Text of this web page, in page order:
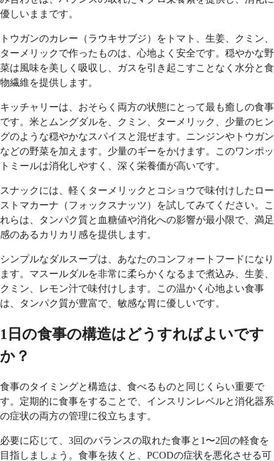
優しいままです。
トウガンのカレー（ラウキサブジ）をトマト、生姜、クミン、
ターメリックで作ったものは、心地よく安全です。穏やかな野
菜は風味を美しく吸収し、ガスを引き起こすことなく水分と食
物繊維を提供します。
キッチャリーは、おそらく両方の状態にとって最も癒しの食事
です。米とムングダルを、クミン、ターメリック、少量のヒン
グのような穏やかなスパイスと混ぜます。ニンジンやトウガン
などの野菜を加えます。少量のギーをかけます。このワンポッ
トミールは消化しやすく、深く栄養価が高いです。
スナックには、軽くターメリックとコショウで味付けしたロー
ストマカーナ（フォックスナッツ）を試してみてください。こ
れらは、タンパク質と血糖値や消化への影響が最小限で、満足
感のあるカリカリ感を提供します。
シンプルなダルスープは、あなたのコンフォートフードになり
ます。マスールダルを非常に柔らかくなるまで煮込み、生姜、
クミン、レモン汁で味付けします。この温かく心地よい食事
は、タンパク質が豊富で、敏感な胃に優しいです。
1日の食事の構造はどうすればよいです
か？
食事のタイミングと構造は、食べるものと同じくらい重要で
す。定期的に食事をすることで、インスリンレベルと消化器系
の症状の両方の管理に役立ちます。
必要に応じて、3回のバランスの取れた食事と1〜2回の軽食を
目指しましょう。食事を抜くと、PCODの症状を悪化させる可